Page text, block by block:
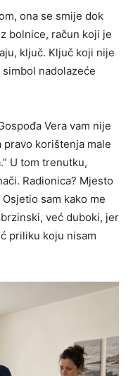
ona se smije dok
bolnice, račun koji je
ključ. Ključ koji nije
nadolazeće
Vera vam nije
korištenja male
U tom trenutku,
Radionica? Mjesto
sam kako me
već duboki, jer
priliku koju nisam